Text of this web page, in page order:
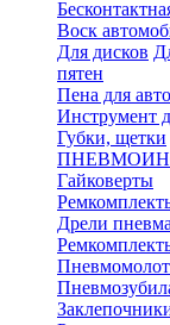
Воск
Для дисков
пятен
Пена для
Инструмент
Губки, щетки
Гайковерты
Дрели